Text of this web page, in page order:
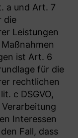
a und Art. 7
die
Leistungen
ist Art. 6
für die
rechtlichen
c DSGVO,
Interessen
Fall, dass